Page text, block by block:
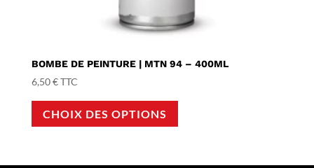
BOMBE DE PEINTURE | MTN 94 – 400ML
6,50€TTC
CHOIX DES OPTIONS
a